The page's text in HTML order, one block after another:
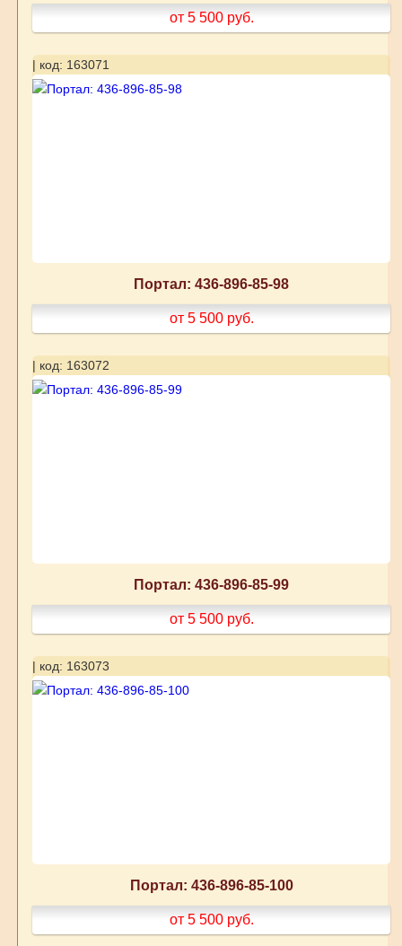
от 5 500 руб.
| код: 163071
Портал: 436-896-85-98
от 5 500 руб.
| код: 163072
Портал: 436-896-85-99
от 5 500 руб.
| код: 163073
Портал: 436-896-85-100
от 5 500 руб.